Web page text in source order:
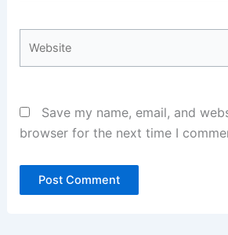
Save my name, email, and
browser for the next time I